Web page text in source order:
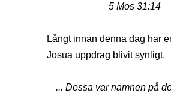
5 Mos 31:14
Långt innan denna dag har
Josua uppdrag blivit synligt.
... Dessa var namnen på